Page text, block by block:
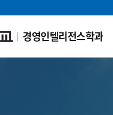
경영인텔리전스학과